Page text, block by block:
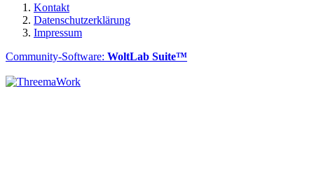
Kontakt
Datenschutzerklärung
Impressum
Community-Software: WoltLab Suite™